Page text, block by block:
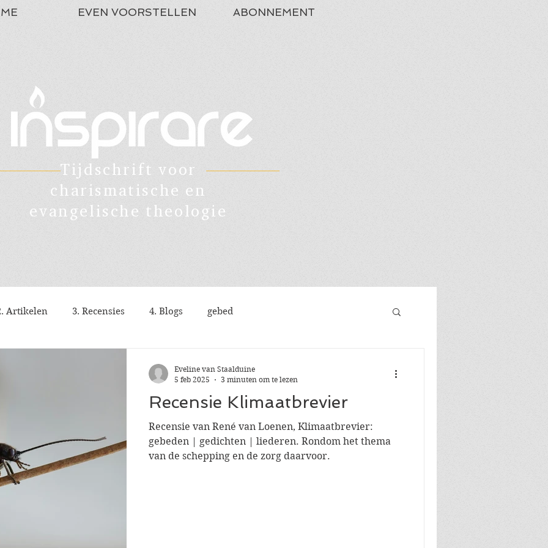
EVEN VOORSTELLEN ABONNEMENT
Tijdschrift voor
charismatische en
evangelische theologie
Artikelen 3. Recensies 4. Blogs gebed
Recensie Klimaatbrevier
Recensie van René van Loenen, Klimaatbrevier:
gebeden | gedichten | liederen. Rondom het thema
van de schepping en de zorg daarvoor.
Eveline van Staalduine
5 feb 2025
3 minuten om te lezen